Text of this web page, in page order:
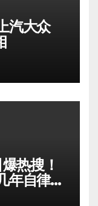
汽大众
热搜！
年自律铸